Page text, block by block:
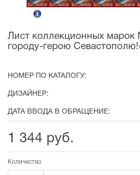
Лист коллекционных
городу-герою
НОМЕР ПО КАТАЛОГУ:
ДИЗАЙНЕР:
ДАТА ВВОДА В ОБРАЩЕНИЕ:
1 344 руб.
Количество